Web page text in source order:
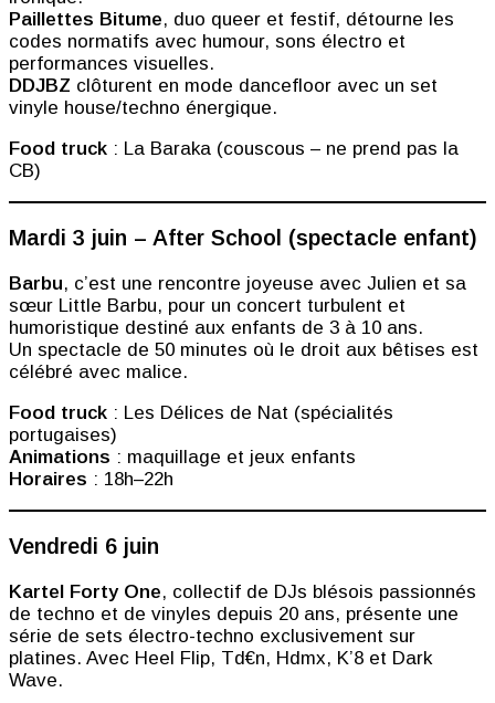
Paillettes Bitume, duo queer et festif, détourne les
codes normatifs avec humour, sons électro et
performances visuelles.
DDJBZ clôturent en mode dancefloor avec un set
vinyle house/techno énergique.
Food truck : La Baraka (couscous – ne prend pas la
CB)
Mardi 3 juin – After School (spectacle enfant)
Barbu, c’est une rencontre joyeuse avec Julien et sa
sœur Little Barbu, pour un concert turbulent et
humoristique destiné aux enfants de 3 à 10 ans.
Un spectacle de 50 minutes où le droit aux bêtises est
célébré avec malice.
Food truck : Les Délices de Nat (spécialités
portugaises)
Animations : maquillage et jeux enfants
Horaires : 18h–22h
Vendredi 6 juin
Kartel Forty One, collectif de DJs blésois passionnés
de techno et de vinyles depuis 20 ans, présente une
série de sets électro-techno exclusivement sur
platines. Avec Heel Flip, Td€n, Hdmx, K’8 et Dark
Wave.